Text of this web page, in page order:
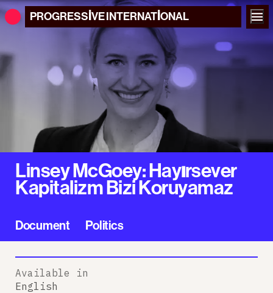
PROGRESSIVEINTERNATIONAL
Linsey McGoey: Hayırsever
Kapitalizm Bizi Koruyamaz
Document Politics
Available in
English